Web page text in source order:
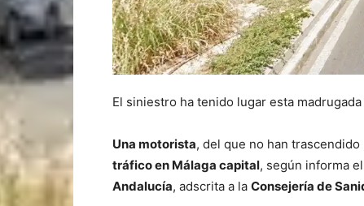
El siniestro ha tenido lugar esta
Una motorista, del que no han trascendido
tráfico en Málaga capital, según informa el
Andalucía, adscrita a la Consejería de